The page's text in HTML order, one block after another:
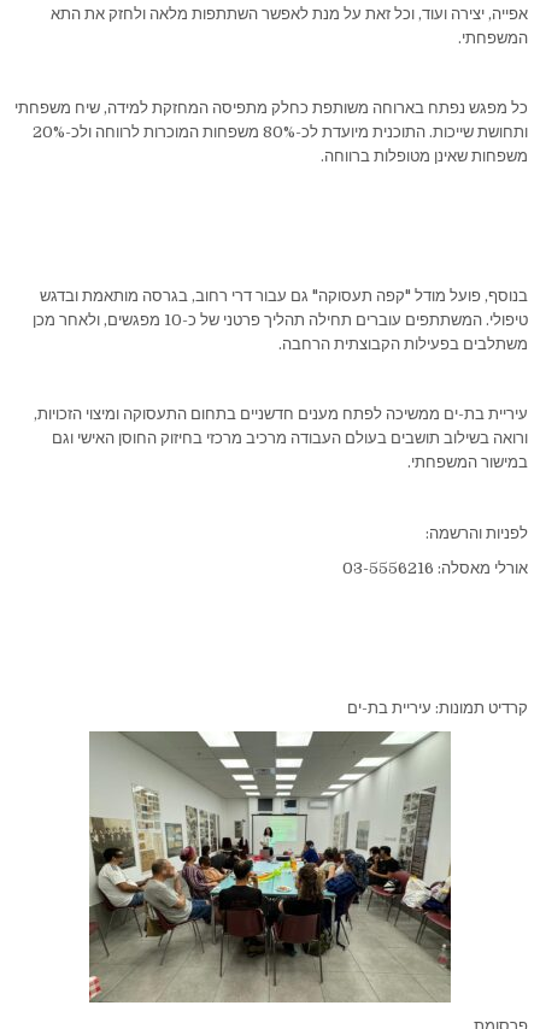
אפייה, יצירה ועוד, וכל זאת על מנת לאפשר השתתפות מלאה ולחזק את התא
המשפחתי.
כל מפגש נפתח בארוחה משותפת כחלק מתפיסה המחזקת למידה, שיח משפחתי
ותחושת שייכות. התוכנית מיועדת לכ-80% משפחות המוכרות לרווחה ולכ-20%
משפחות שאינן מטופלות ברווחה.
בנוסף, פועל מודל "קפה תעסוקה" גם עבור דרי רחוב, בגרסה מותאמת ובדגש
טיפולי. המשתתפים עוברים תחילה תהליך פרטני של כ-10 מפגשים, ולאחר מכן
משתלבים בפעילות הקבוצתית הרחבה.
עיריית בת-ים ממשיכה לפתח מענים חדשניים בתחום התעסוקה ומיצוי הזכויות,
ורואה בשילוב תושבים בעולם העבודה מרכיב מרכזי בחיזוק החוסן האישי וגם
במישור המשפחתי.
לפניות והרשמה:
אורלי מאסלה: 03-5556216
קרדיט תמונות: עיריית בת-ים